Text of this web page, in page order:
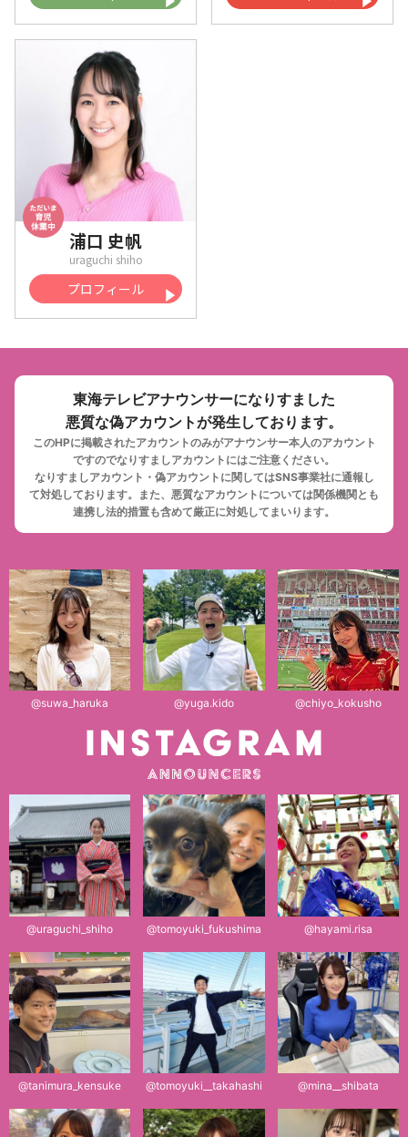
浦口 史帆
プロフィール
@suwa_haruka @yuga.kido @chiyo_kokusho
@uraguchi_shiho @tomoyuki_fukushima @hayami.risa
@tanimura_kensuke @tomoyuki__takahashi @mina__shibata
東海テレビアナウンサーになりすました
悪質な偽アカウントが発生しております。
このHPに掲載されたアカウントのみがアナウンサー本人のアカウント
ですのでなりすましアカウントにはご注意ください。
なりすましアカウント・偽アカウントに関してはSNS事業社に通報し
て対処しております。 また、悪質なアカウントについては関係機関とも
連携し法的措置も含めて厳正に対処してまいります。